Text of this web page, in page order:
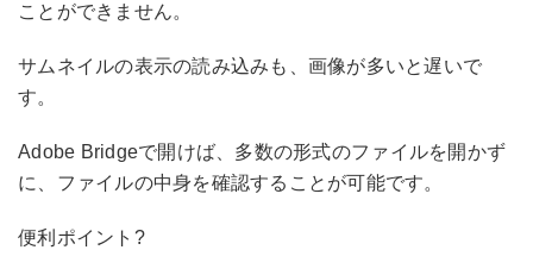
ことができません。
サムネイルの表示の読み込みも、画像が多いと遅いで
す。
Adobe Bridgeで開けば、多数の形式のファイルを開かず
に、ファイルの中身を確認することが可能です。
便利ポイント?